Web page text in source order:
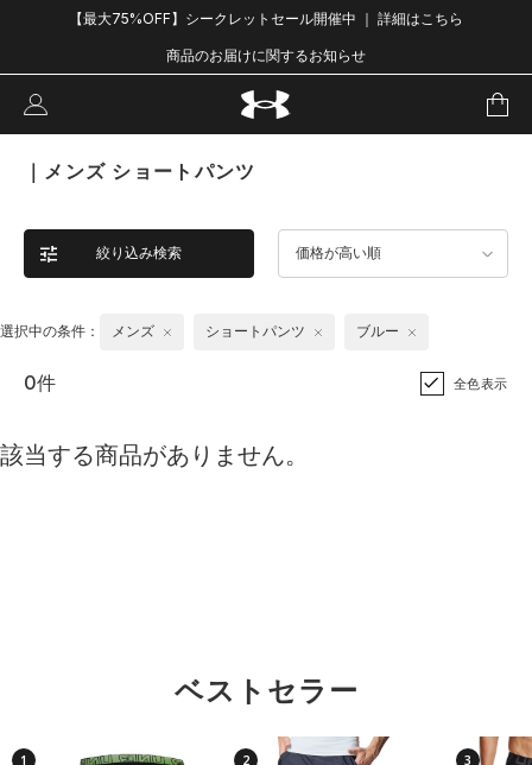
【最大75%OFF】シークレットセール開催中 ｜ 詳細はこちら
商品のお届けに関するお知らせ
｜メンズ ショートパンツ
絞り込み検索 価格が高い順
選択中の条件： メンズ ショートパンツ ブルー
0件 全色表示
該当する商品がありません。
ベストセラー
1 2 3